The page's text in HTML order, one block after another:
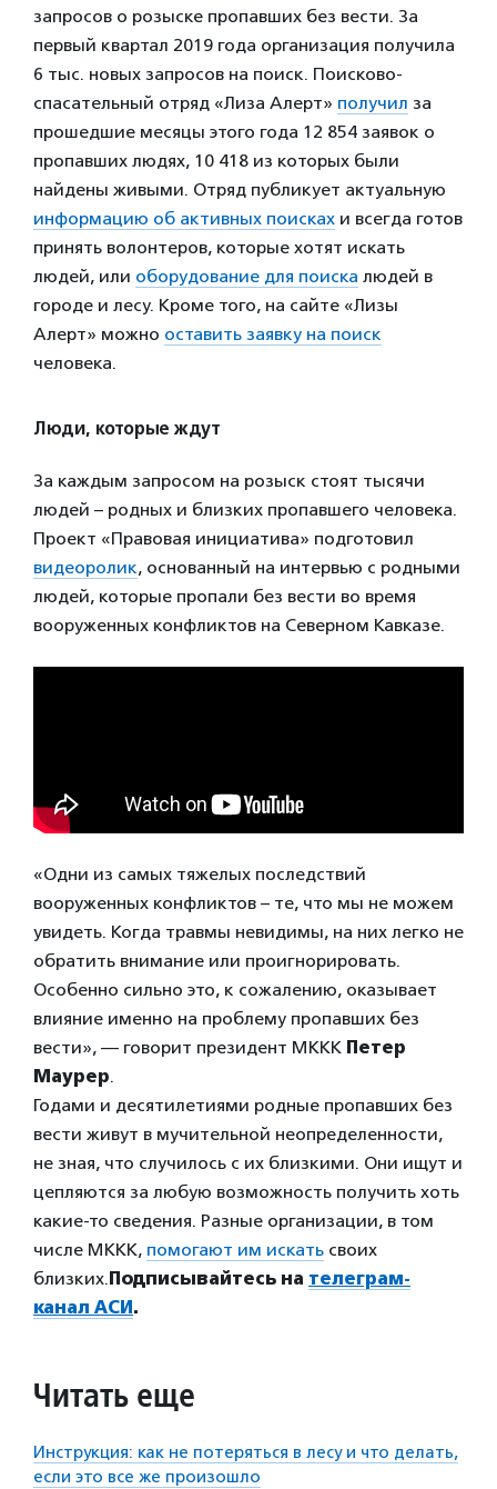
запросов о розыске пропавших без вести. За
первый квартал 2019 года организация получила
6 тыс. новых запросов на поиск. Поисково-
спасательный отряд «Лиза Алерт» получил за
прошедшие месяцы этого года 12 854 заявок о
пропавших людях, 10 418 из которых были
найдены живыми. Отряд публикует актуальную
информацию об активных поисках и всегда готов
принять волонтеров, которые хотят искать
людей, или оборудование для поиска людей в
городе и лесу. Кроме того, на сайте «Лизы
Алерт» можно оставить заявку на поиск
человека.
Люди, которые ждут
За каждым запросом на розыск стоят тысячи
людей – родных и близких пропавшего человека.
Проект «Правовая инициатива» подготовил
видеоролик, основанный на интервью с родными
людей, которые пропали без вести во время
вооруженных конфликтов на Северном Кавказе.
«Одни из самых тяжелых последствий
вооруженных конфликтов – те, что мы не можем
увидеть. Когда травмы невидимы, на них легко не
обратить внимание или проигнорировать.
Особенно сильно это, к сожалению, оказывает
влияние именно на проблему пропавших без
вести», — говорит президент МККК Петер
Маурер.
Годами и десятилетиями родные пропавших без
вести живут в мучительной неопределенности,
не зная, что случилось с их близкими. Они ищут и
цепляются за любую возможность получить хоть
какие-то сведения. Разные организации, в том
числе МККК, помогают им искать своих
близких. Подписывайтесь на телеграм-
канал АСИ .
Читать еще
Инструкция: как не потеряться в лесу и что делать,
если это все же произошло